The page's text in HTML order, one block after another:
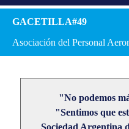
GACETILLA#49
Asociación del Personal
"No podemos
"Sentimos que
Sociedad Argentina